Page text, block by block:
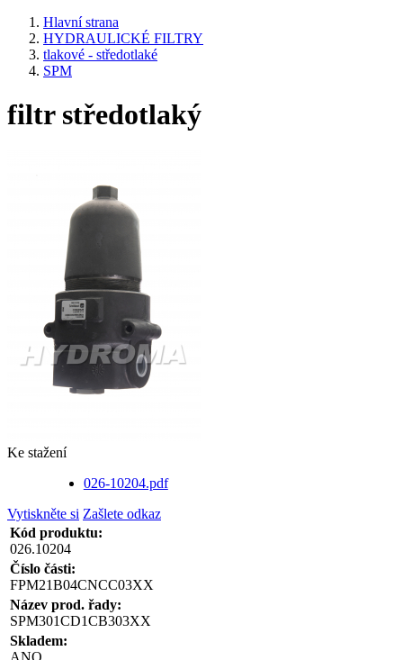
Hlavní strana
HYDRAULICKÉ FILTRY
tlakové - středotlaké
SPM
filtr středotlaký
Ke stažení
026-10204.pdf
Vytiskněte si Zašlete odkaz
Kód produktu:
026.10204
Číslo části:
FPM21B04CNCC03XX
Název prod. řady:
SPM301CD1CB303XX
Skladem: